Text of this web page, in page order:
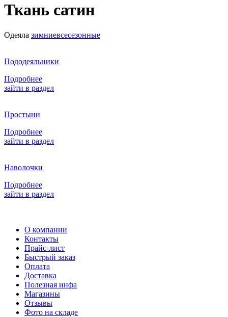
Ткань сатин
Одеяла зимниевсесезонные
Пододеяльники
Подробнее
зайти в раздел
Простыни
Подробнее
зайти в раздел
Наволочки
Подробнее
зайти в раздел
О компании
Контакты
Прайс-лист
Быстрый заказ
Оплата
Доставка
Полезная инфа
Магазины
Отзывы
Фото на складе